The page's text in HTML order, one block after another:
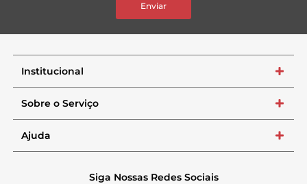
Enviar
Institucional +
Sobre o Serviço +
Ajuda +
Siga Nossas Redes Sociais